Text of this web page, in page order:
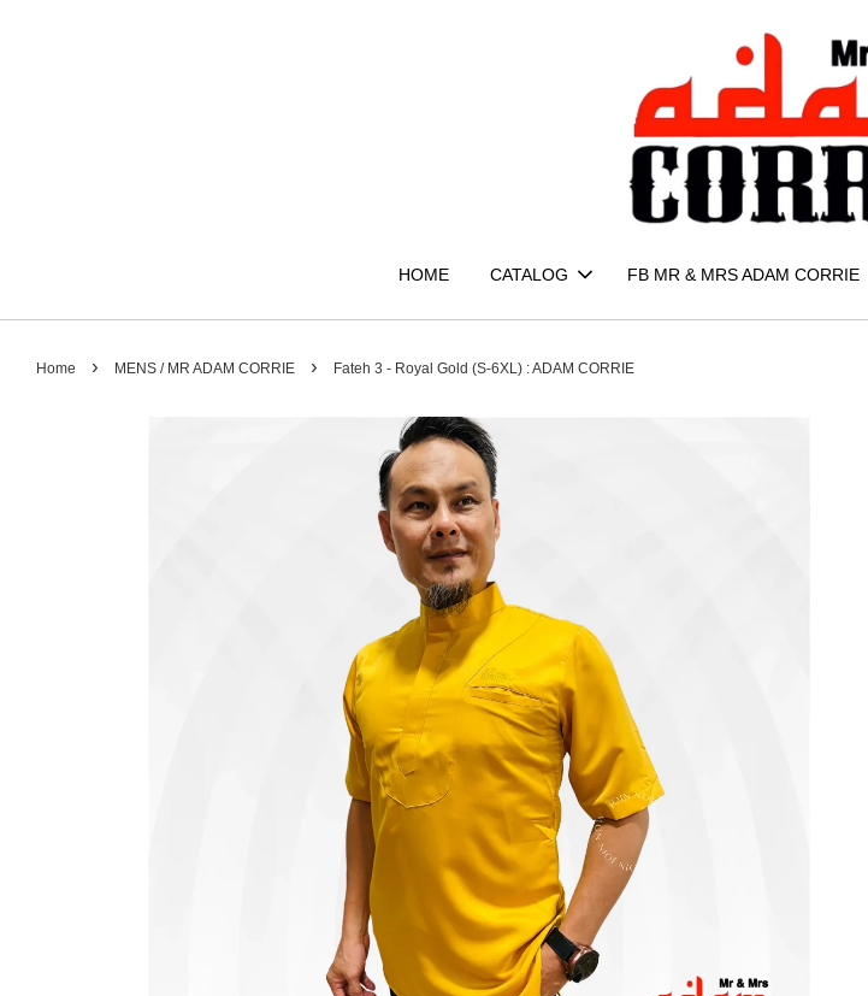
HOME CATALOG FB MR & MRS ADAM CORRIE
Home › MENS / MR ADAM CORRIE › Fateh 3 - Royal Gold (S-6XL) : ADAM CORRIE